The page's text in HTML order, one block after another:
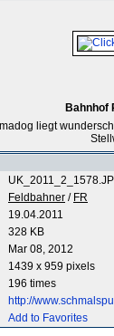
Bahnhof
liegt
Feldbahner / FR
19.04.2011
328 KB
Mar 08, 2012
1439 x 959 pixels
196 times
http://
Add to Favorites